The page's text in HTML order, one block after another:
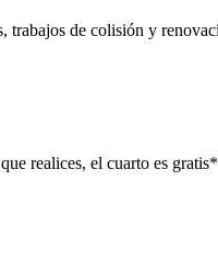
trabajos de colisión y
realices, el cuarto es gratis*